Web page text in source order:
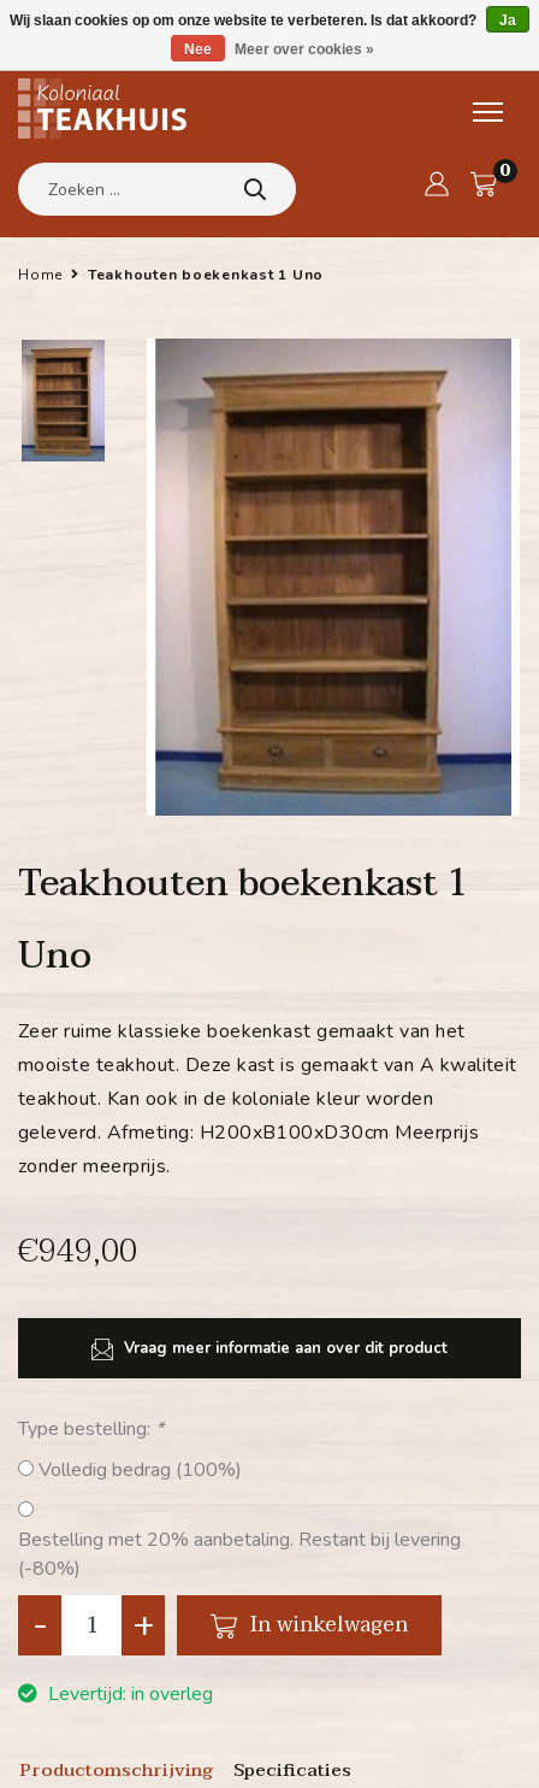
0
Home Teakhouten boekenkast 1 Uno
Teakhouten boekenkast 1
Uno
Zeer ruime klassieke boekenkast gemaakt van het
mooiste teakhout. Deze kast is gemaakt van A kwaliteit
teakhout. Kan ook in de koloniale kleur worden
geleverd. Afmeting: H200xB100xD30cm Meerprijs
zonder meerprijs.
€949,00
Vraag meer informatie aan over dit product
Type bestelling: *
Volledig bedrag (100%)
Bestelling met 20% aanbetaling. Restant bij levering
(-80%)
+
- In winkelwagen
Levertijd: in overleg
Productomschrijving Specificaties
Wij slaan cookies op om onze website te verbeteren. Is dat akkoord?
Ja
Nee
Meer over cookies »